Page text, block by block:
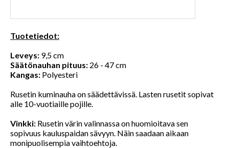
Tuotetiedot:
Leveys: 9,5 cm
Säätönauhan pituus: 26 - 47 cm
Kangas: Polyesteri
Rusetin kuminauha on säädettävissä. Lasten rusetit sopivat
alle 10-vuotiaille pojille.
Vinkki: Rusetin värin valinnassa on huomioitava sen
sopivuus kauluspaidan sävyyn. Näin saadaan aikaan
monipuolisempia vaihtoehtoja.